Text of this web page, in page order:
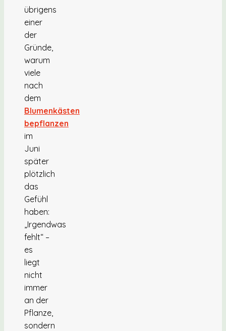
übrigens
einer
der
Gründe,
warum
viele
nach
dem
Blumenkästen
bepflanzen
im
Juni
später
plötzlich
das
Gefühl
haben:
„Irgendwas
fehlt“ –
es
liegt
nicht
immer
an der
Pflanze,
sondern